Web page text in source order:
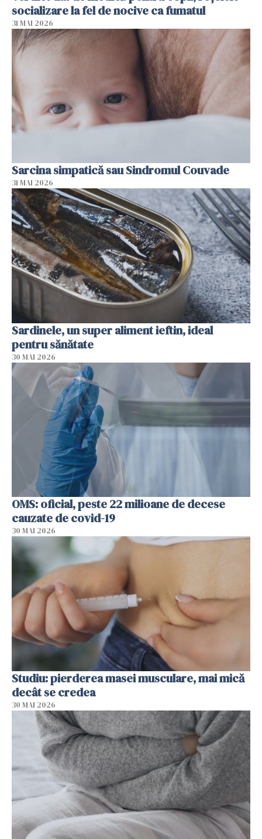
socializare la fel de nocive ca fumatul
31 MAI 2026
Sarcina simpatică sau Sindromul Couvade
31 MAI 2026
Sardinele, un super aliment ieftin, ideal
pentru sănătate
30 MAI 2026
OMS: oficial, peste 22 milioane de decese
cauzate de covid-19
30 MAI 2026
Studiu: pierderea masei musculare, mai mică
decât se credea
30 MAI 2026